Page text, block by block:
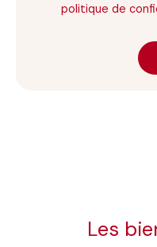
politique de
Les